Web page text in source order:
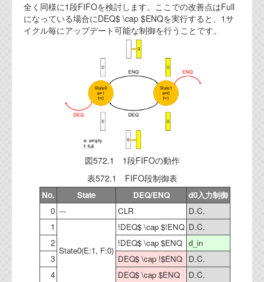
全く同様に1段FIFOを検討します。ここでの改善点はFull
になっている場合にDEQ$ \cap $ENQを実行すると、1サ
イクル毎にアップデート可能な制御を行うことです。
図572.1 1段FIFOの動作
表572.1 FIFO段制御表
No. State DEQ/ENQ
d0入力制御
0 --- CLR
D.C.
1
State0(E:1, F:0)
!DEQ$ \cap $!ENQ D.C.
2
!DEQ$ \cap $ENQ d_in
3
DEQ$ \cap !$ENQ
D.C.
4
DEQ$ \cap $ENQ
D.C.